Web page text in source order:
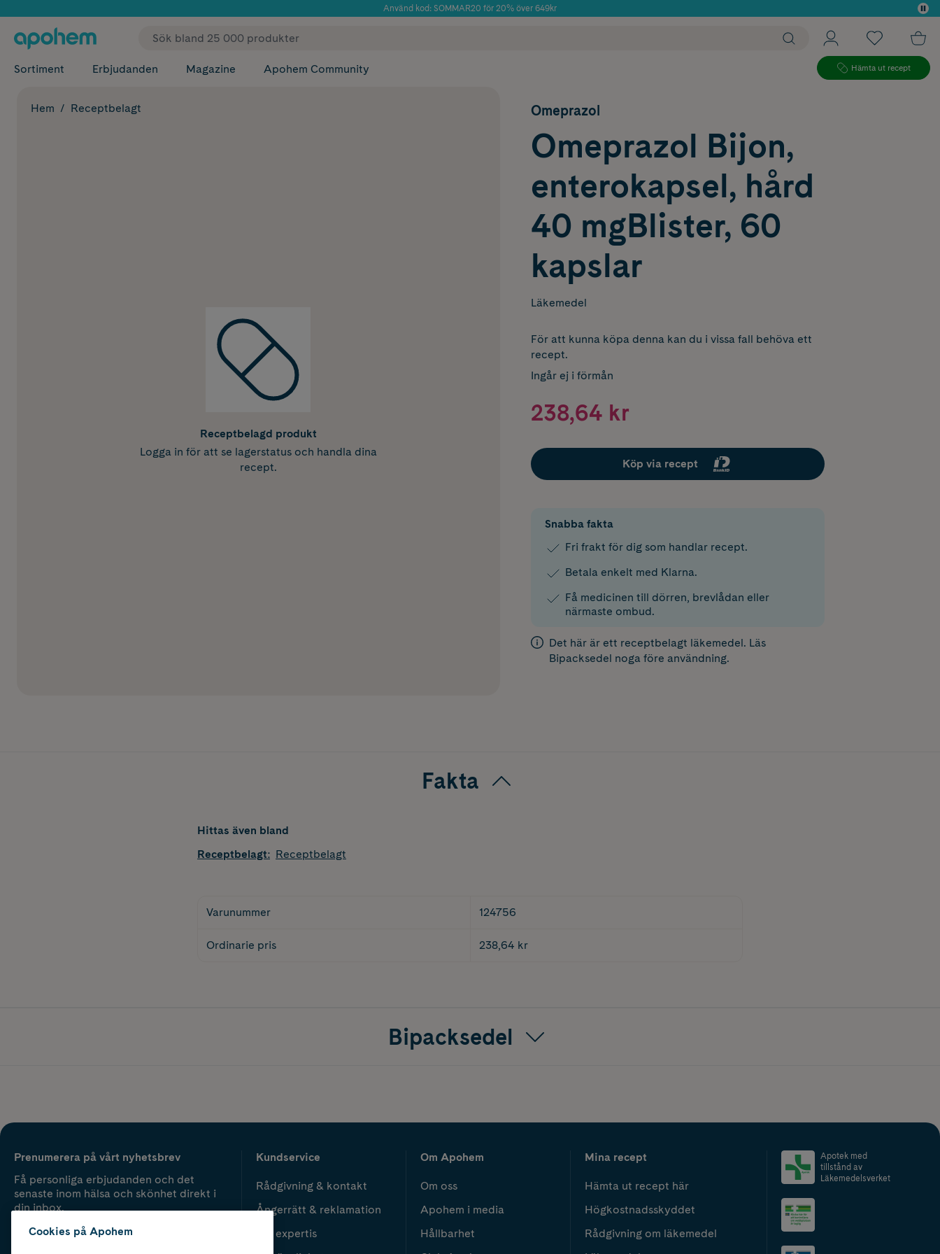
Använd kod: SOMMAR20 för 20% över 649kr
✓ Fri frakt
Sortiment Erbjudanden Magazine Apohem Community Hämta ut recept
Hem Receptbelagt
Receptbelagd produkt
Logga in för att se lagerstatus och handla dina
recept.
Omeprazol
Omeprazol Bijon,
enterokapsel, hård
40 mgBlister, 60
kapslar
Läkemedel
För att kunna köpa denna kan du i vissa fall behöva ett
recept.
Ingår ej i förmån
238,64 kr
Köp via recept
Snabba fakta
Fri frakt för dig som handlar recept.
Betala enkelt med Klarna.
Få medicinen till dörren, brevlådan eller
närmaste ombud.
Det här är ett receptbelagt läkemedel. Läs
Bipacksedel noga före användning.
Fakta
Hittas även bland
Receptbelagt: Receptbelagt
Varunummer 124756
Ordinarie pris 238,64 kr
Bipacksedel
Prenumerera på vårt nyhetsbrev
Få personliga erbjudanden och det
senaste inom hälsa och skönhet direkt i
din inbox.
Kundservice
Rådgivning & kontakt
Ångerrätt & reklamation
Vår expertis
Om Apohem
Om oss
Apohem i media
Hållbarhet
Mina recept
Hämta ut recept här
Högkostnadsskyddet
Rådgivning om läkemedel
Apotek med
tillstånd av
Läkemedelsverket
Cookies på Apohem